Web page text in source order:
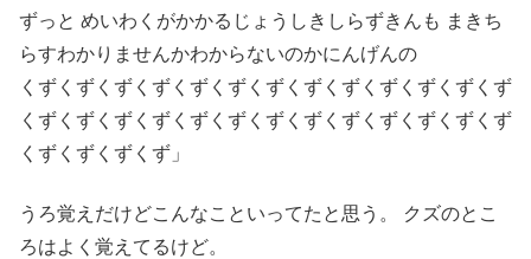
ずっと めいわくがかかるじょうしきしらずきんも まきち
らすわかりませんかわからないのかにんげんの
くずくずくずくずくずくずくずくずくずくずくずくずくず
くずくずくずくずくずくずくずくずくずくずくずくずくず
くずくずくずくず」
うろ覚えだけどこんなこといってたと思う。 クズのとこ
ろはよく覚えてるけど。